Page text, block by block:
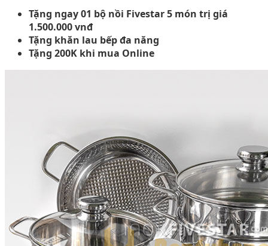
Tặng ngay 01 bộ nồi Fivestar 5 món trị giá
1.500.000 vnđ
Tặng khăn lau bếp đa năng
Tặng 200K khi mua Online